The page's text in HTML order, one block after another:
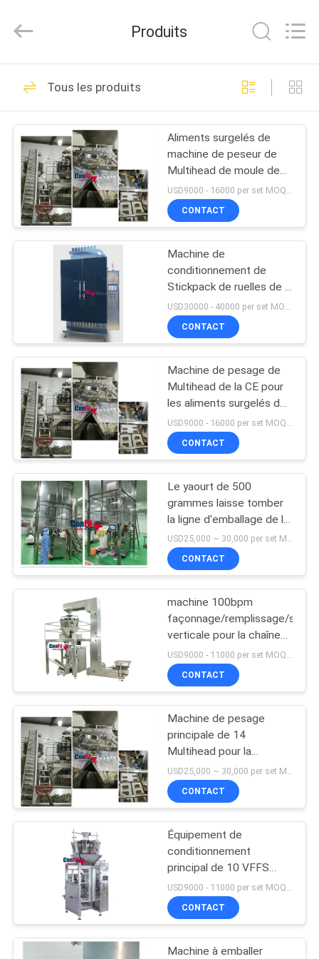
MAISON
PRODUITS
VIDÉOS
AU
SUJET
D'USINE
CONTRÔLE
DE
QUALITÉ
DEMANDEZ
UNE
CITATION
PLAN
PRIVACY
POLICY
2026
ConFil
Rights
machine à emballer
de peseur de
multihead
49
Machine de pesage
de Multihead
79
Peseur automatique
de multihead
27
Machine linéaire de
peseur
4
Machine de peseur
de contrôle
3
Détecteur de
métaux de
traitement des
Produits
Tous les produits
Aliments surgelés de
machine de peseur de
Multihead de moule des
fruits de mer IQF
USD9000 - 16000 per set MOQ:1 ensemble
CONTACT
Machine de
conditionnement de
Stickpack de ruelles de la
verticale 8 pour le liquide
granulaire de poudre
CONTACT
Machine de pesage de
Multihead de la CE pour
les aliments surgelés de
calmar des fruits de mer
IQF
CONTACT
Le yaourt de 500
grammes laisse tomber
la ligne d'emballage de la
machine à emballer de
peseur de Multihead
VFFS système
USD25,000 ~ 30,000 per set MOQ:1 ensemble
CONTACT
machine 100bpm
façonnage/remplissage/
verticale pour la chaîne
d'emballage de VFFS
USD9000 - 11000 per set MOQ:1 ensemble
CONTACT
Machine de pesage
principale de 14
Multihead pour la
crevette remplissante
Tray Conveyor prêt de
crevette rose
CONTACT
Équipement de
conditionnement
principal de 10 VFFS
avec le peseur de
Multihead
CONTACT
Machine à emballer